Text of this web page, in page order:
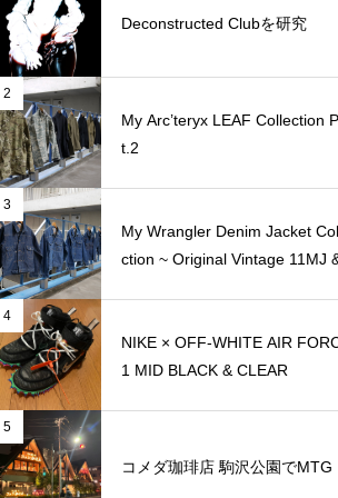
Deconstructed Clubを研究
2
My Arc’teryx LEAF Collection
t.2
3
My Wrangler Denim Jacket
ction ~ Original Vintage 11MJ
4
NIKE × OFF-WHITE AIR
1 MID BLACK & CLEAR
5
コメダ珈琲店 駒沢公園でMTG